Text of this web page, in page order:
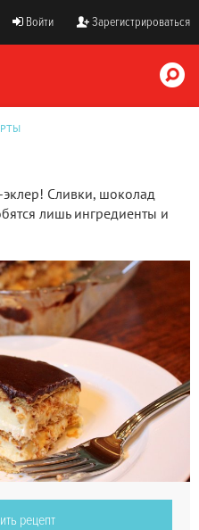
Войти Зарегистрироваться
Сливки, шоколад
лишь ингредиенты и
рецепт